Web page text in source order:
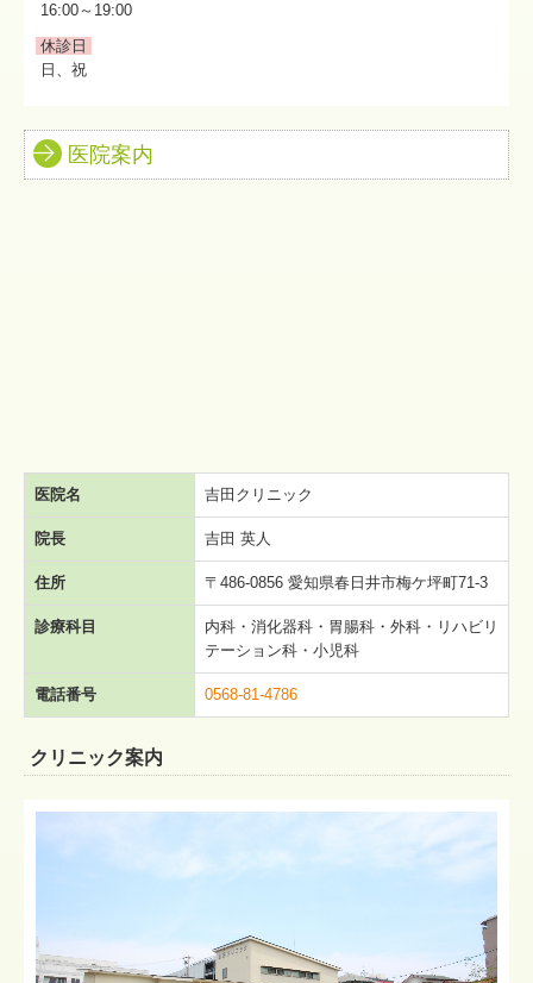
クリニック案内
16:00～19:00
休診日
日、祝
医院案内
医院名 吉田クリニック
院長 吉田 英人
住所 〒486-0856 愛知県春日井市梅ケ坪町71-3
診療科目
内科・消化器科・胃腸科・外科・リハビリ
テーション科・小児科
電話番号 0568-81-4786